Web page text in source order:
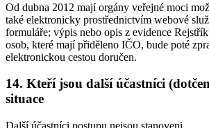
Od dubna 2012 mají orgány veřejné moci
také elektronicky prostřednictvím webové
formuláře; výpis nebo opis z evidence
osob, které mají přiděleno IČO, bude poté
elektronickou cestou doručen.
14. Kteří jsou další účastníci
situace
Další účastníci postupu nejsou stanoveni.